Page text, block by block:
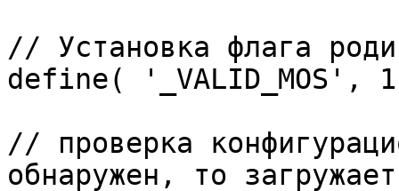
// Установка флага
define( '_VALID_MOS',
// проверка
обнаружен, то